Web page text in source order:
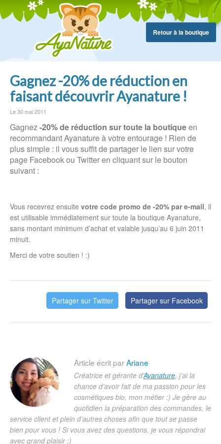
Retour à la boutique
Gagnez -20% de réduction en
faisant découvrir Ayanature !
Le 30 mai 2011
Gagnez-20% de réduction sur toute la boutiqueen
recommandant Ayanature à votre entourage ! Rien de
plus simple : il vous suffit de partager le lien sur votre
page Facebook ou Twitter en cliquant sur le bouton
suivant :
Vous recevrez ensuite votre code promo de -20% par e-mail, il
est utilisable immédiatement sur toute la boutique Ayanature,
sans montant minimum d’achat et valable jusqu’au 6 juin 2011
minuit.
Merci de votre soutien ! :)
Partager sur Facebook
Partager sur Twitter
Article écrit parAriane
Créatrice et gérante d’Ayanature, j’ai la
chance d’avoir fait de ma passion pour les
cosmétiques bio, mon métier :) Je gère au
quotidien la préparation des commandes, le
service client et plein d’autres choses afin que tout se passe
bien pour vous ! Si vous avez des questions, je vous répondrai
avec grand plaisir ;)